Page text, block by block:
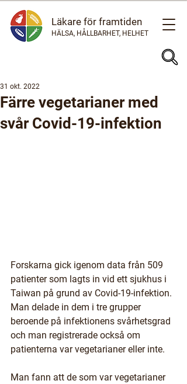
Läkare för framtiden
HÄLSA, HÅLLBARHET, HELHET
Färre vegetarianer med
svår Covid-19-infektion
31 okt. 2022
Forskarna gick igenom data från 509
patienter som lagts in vid ett sjukhus i
Taiwan på grund av Covid-19-infektion.
Man delade in dem i tre grupper
beroende på infektionens svårhetsgrad
och man registrerade också om
patienterna var vegetarianer eller inte.
Man fann att de som var vegetarianer